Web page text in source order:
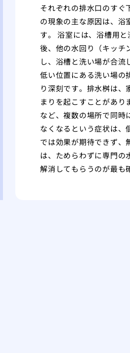
それぞれの排水口のすぐ
の現象の主な原因は、浴
す。 浴室には、浴槽用
後、他の水回り（キッチ
し、浴槽と洗い場が合
低い位置にある洗い場の
り深刻です。排水桝は
まりを起こすことがあり
など、複数の場所で同時
なくなるという症状は、
では効果が期待できず、
は、ためらわずに専門の
解消してもらうのが最も